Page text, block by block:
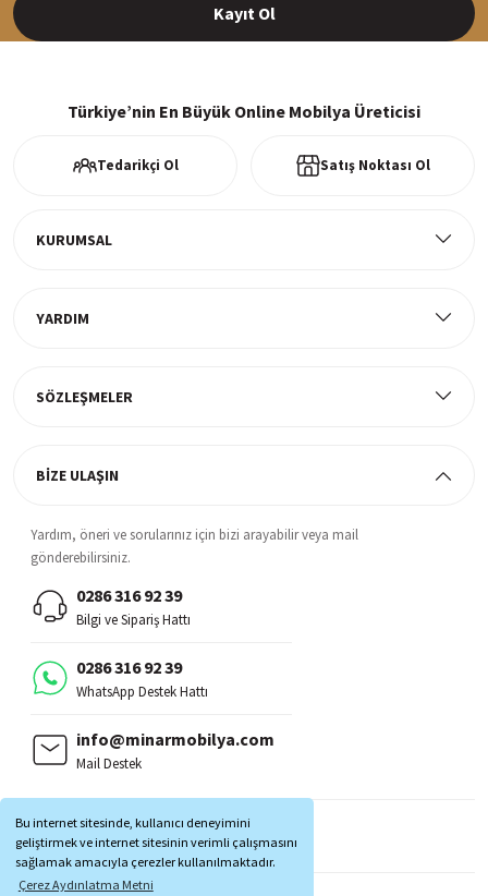
Bu internet sitesinde, kullanıcı deneyimini
geliştirmek ve internet sitesinin verimli çalışmasını
sağlamak amacıyla çerezler kullanılmaktadır.
Çerez Aydınlatma Metni
Kayıt Ol
Türkiye’nin En Büyük Online Mobilya Üreticisi
Tedarikçi Ol Satış Noktası Ol
KURUMSAL
YARDIM
SÖZLEŞMELER
BİZE ULAŞIN
Yardım, öneri ve sorularınız için bizi arayabilir veya mail
gönderebilirsiniz.
0286 316 92 39
Bilgi ve Sipariş Hattı
0286 316 92 39
WhatsApp Destek Hattı
info@minarmobilya.com
Mail Destek
MOBİL UYGULAMALAR: